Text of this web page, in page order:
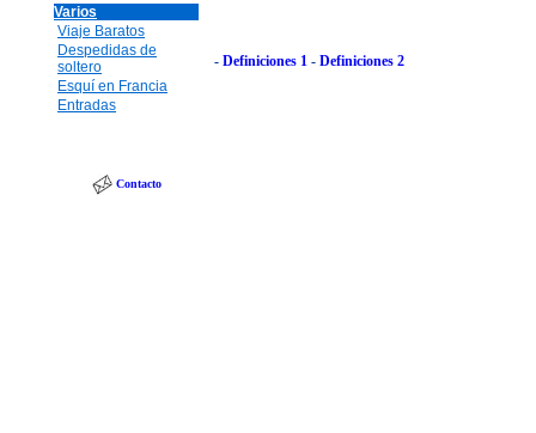
Varios
Viaje Baratos
Despedidas de
soltero
Esquí en Francia
Entradas
Contacto
- Definiciones 1 - Definiciones 2